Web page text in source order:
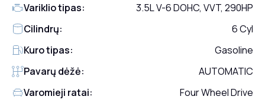
Variklio tipas:
3.5L V-6 DOHC, VVT, 290HP
Cilindrų:
6 Cyl
Kuro tipas:
Gasoline
Pavarų dėžė:
AUTOMATIC
Varomieji ratai:
Four Wheel Drive